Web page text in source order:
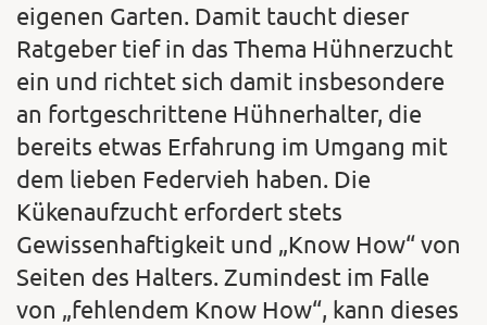
eigenen Garten. Damit taucht dieser
Ratgeber tief in das Thema Hühnerzucht
ein und richtet sich damit insbesondere
an fortgeschrittene Hühnerhalter, die
bereits etwas Erfahrung im Umgang mit
dem lieben Federvieh haben. Die
Kükenaufzucht erfordert stets
Gewissenhaftigkeit und „Know How“ von
Seiten des Halters. Zumindest im Falle
von „fehlendem Know How“, kann dieses